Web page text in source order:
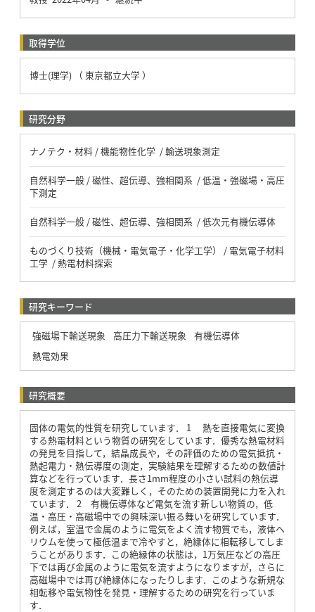
取得学位
博士(理学) （ 東京都立大学 ）
研究分野
ナノテク・材料 / 機能物性化学 / 輸送現象測定
自然科学一般 / 磁性、超伝導、強相関系 / 低温・強磁場・高圧
下測定
自然科学一般 / 磁性、超伝導、強相関系 / 低次元有機伝導体
ものづくり技術（機械・電気電子・化学工学） / 電気電子材料
工学 / 熱電材料探索
研究キーワード
強磁場下輸送現象 高圧力下輸送現象
有機伝導体
熱電効果
研究概要
固体の電気的性質を研究しています． 1 熱を直接電気に変換
する熱電材料という物質の研究をしています．優秀な熱電材料
の発見を目指して，結晶成長や，その評価のための電気抵抗・
熱起電力・熱伝導度の測定，実験結果を理解するための数値計
算などを行っています．長さ1mm程度の小さい試料の熱伝導
度を測定するのは大変難しく，そのための装置開発に力を入れ
ています． 2 有機伝導体など電気を流す新しい物質の，低
温・高圧・高磁場中での興味深い振る舞いを研究しています．
例えば，室温で金属のように電気をよく流す物質でも，液体ヘ
リウムを使って極低温まで冷やすと，絶縁体に相転移してしま
うことがあります．この絶縁体の状態は，1万気圧などの高圧
下では再び金属のように電気を流すようになりますが，さらに
高磁場中では再び絶縁体になったりします．このような新規な
相転移や電気物性を発見・理解するための研究を行っていま
す．